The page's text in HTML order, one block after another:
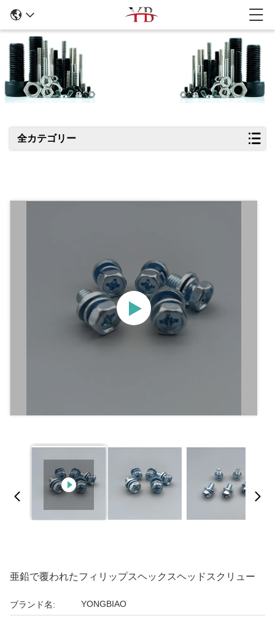
全カテゴリー
亜鉛で覆われたフィリップスヘックスヘッドスクリュー
ブランド名: YONGBIAO